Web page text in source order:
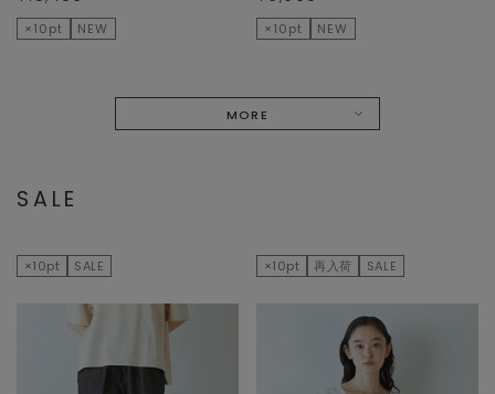
×10pt NEW ×10pt NEW
MORE
SALE
×10pt SALE ×10pt 再入荷 SALE